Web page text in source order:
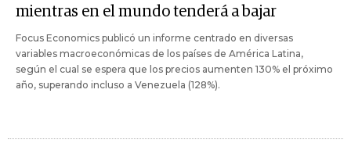
mientras en el mundo tenderá a bajar
Focus Economics publicó un informe centrado en diversas
variables macroeconómicas de los países de América Latina,
según el cual se espera que los precios aumenten 130% el próximo
año, superando incluso a Venezuela (128%).